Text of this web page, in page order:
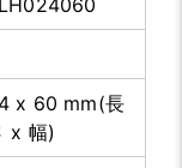
x 60 mm(長
x 幅)